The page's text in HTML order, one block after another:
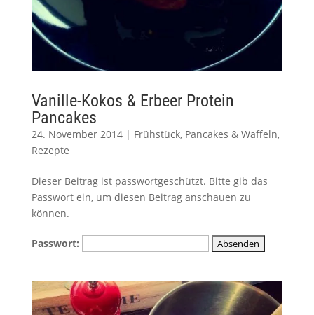
Vanille-Kokos & Erbeer Protein
Pancakes
24. November 2014| Frühstück, Pancakes & Waffeln,
Rezepte
Dieser Beitrag ist passwortgeschützt. Bitte gib das
Passwort ein, um diesen Beitrag anschauen zu
können.
Passwort: